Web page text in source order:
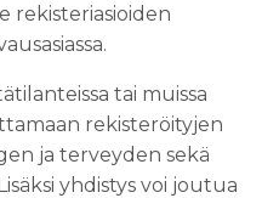
rekisteriasioiden
tai muissa
rekisteröityjen
ja terveyden sekä
yhdistys voi joutua